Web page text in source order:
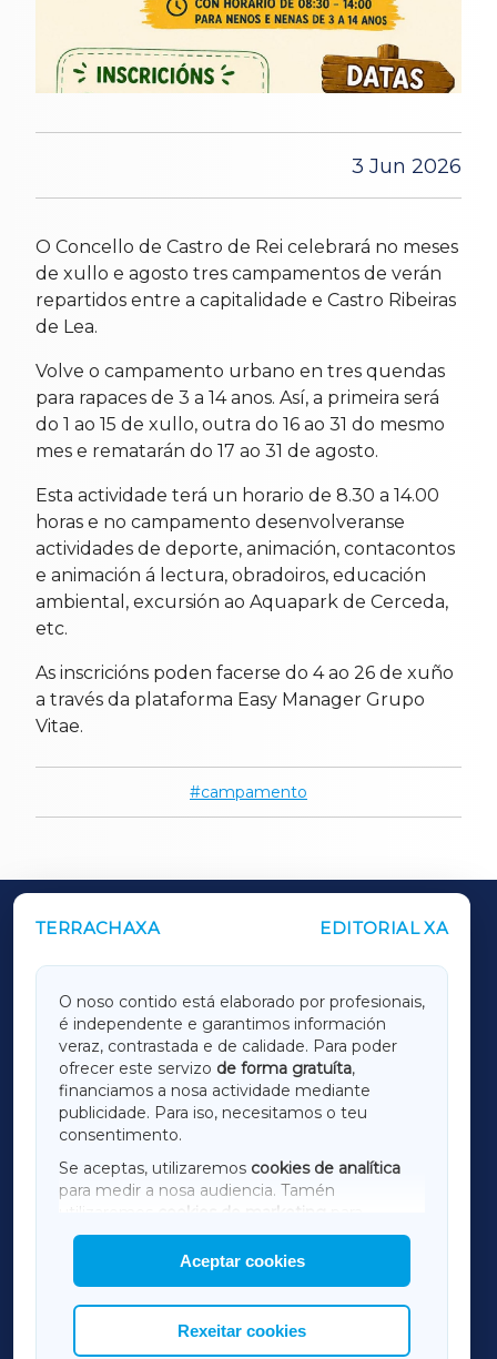
3 Jun 2026
O Concello de Castro de Rei celebrará no meses
de xullo e agosto tres campamentos de verán
repartidos entre a capitalidade e Castro Ribeiras
de Lea.
Volve o campamento urbano en tres quendas
para rapaces de 3 a 14 anos. Así, a primeira será
do 1 ao 15 de xullo, outra do 16 ao 31 do mesmo
mes e rematarán do 17 ao 31 de agosto.
Esta actividade terá un horario de 8.30 a 14.00
horas e no campamento desenvolveranse
actividades de deporte, animación, contacontos
e animación á lectura, obradoiros, educación
ambiental, excursión ao Aquapark de Cerceda,
etc.
As inscricións poden facerse do 4 ao 26 de xuño
a través da plataforma Easy Manager Grupo
Vitae.
campamento
TERRACHAXA EDITORIAL XA
O noso contido está elaborado por profesionais,
é independente e garantimos información
veraz, contrastada e de calidade. Para poder
ofrecer este servizo de forma gratuíta,
financiamos a nosa actividade mediante
publicidade. Para iso, necesitamos o teu
consentimento.
Se aceptas, utilizaremos cookies de analítica
para medir a nosa audiencia. Tamén
utilizaremos
cookies de marketing
mostrar publicidade de terceiros.
Así mesmo, podes personalizar a elección das
cookies que desexas permitir.
Aceptar cookies
Rexeitar cookies
OUTROS PERIÓDICOS
LUGOXA
TERRACHAXA
AMARIÑAXA
RIBEIRASACRAXA
ACORUÑAXA